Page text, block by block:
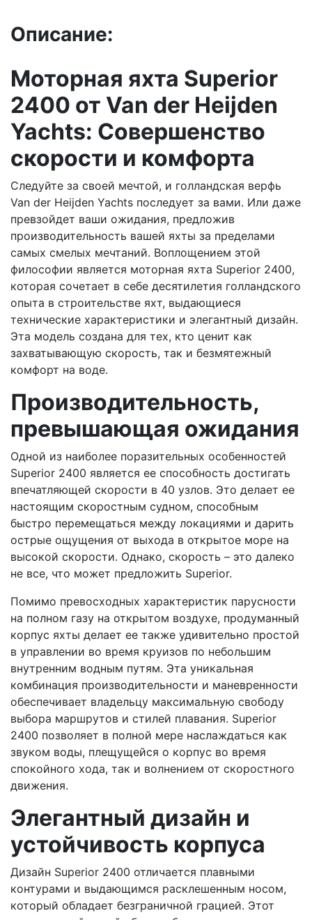
Описание:
Моторная яхта Superior
2400 от Van der Heijden
Yachts: Совершенство
скорости и комфорта
Следуйте за своей мечтой, и голландская верфь
Van der Heijden Yachts последует за вами. Или даже
превзойдет ваши ожидания, предложив
производительность вашей яхты за пределами
самых смелых мечтаний. Воплощением этой
философии является моторная яхта Superior 2400,
которая сочетает в себе десятилетия голландского
опыта в строительстве яхт, выдающиеся
технические характеристики и элегантный дизайн.
Эта модель создана для тех, кто ценит как
захватывающую скорость, так и безмятежный
комфорт на воде.
Производительность,
превышающая ожидания
Одной из наиболее поразительных особенностей
Superior 2400 является ее способность достигать
впечатляющей скорости в 40 узлов. Это делает ее
настоящим скоростным судном, способным
быстро перемещаться между локациями и дарить
острые ощущения от выхода в открытое море на
высокой скорости. Однако, скорость – это далеко
не все, что может предложить Superior.
Помимо превосходных характеристик парусности
на полном газу на открытом воздухе, продуманный
корпус яхты делает ее также удивительно простой
в управлении во время круизов по небольшим
внутренним водным путям. Эта уникальная
комбинация производительности и маневренности
обеспечивает владельцу максимальную свободу
выбора маршрутов и стилей плавания. Superior
2400 позволяет в полной мере наслаждаться как
звуком воды, плещущейся о корпус во время
спокойного хода, так и волнением от скоростного
движения.
Элегантный дизайн и
устойчивость корпуса
Дизайн Superior 2400 отличается плавными
контурами и выдающимся расклешенным носом,
который обладает безграничной грацией. Этот